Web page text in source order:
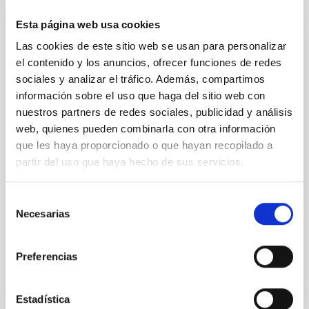
Esta página web usa cookies
Las cookies de este sitio web se usan para personalizar
el contenido y los anuncios, ofrecer funciones de redes
sociales y analizar el tráfico. Además, compartimos
información sobre el uso que haga del sitio web con
nuestros partners de redes sociales, publicidad y análisis
web, quienes pueden combinarla con otra información
que les haya proporcionado o que hayan recopilado a
partir del uso que haya hecho de sus servicios.
Necesarias
Preferencias
Estadística
Nucleosíntesis y procesos moleculares en
los últimos estados de la evolución estelar
Las estrellas de masa baja e intermedia (M < 8
masas solares, Ms) representan la mayoría de
estrellas en el Cosmos y terminan sus vidas en la
Rama Asintótica de las Gigantes (AGB) - justo antes
de formar Nebulosas Planetarias (NPs) - cuando
experimentan procesos nucleosintéticos y
moleculares complejos. Las estrellas AGB son
importantes
Domingo Aníbal